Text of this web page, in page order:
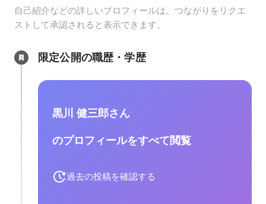
自己紹介などの詳しいプロフィールは、つながりをリクエ
ストして承認されると表示できます。
限定公開の職歴・学歴
黒川 健三郎さん
のプロフィールをすべて閲覧
過去の投稿を確認する